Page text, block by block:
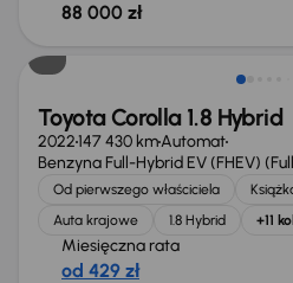
88 000 zł
Świeżo skupione
Toyota Corolla 1.8 Hybrid
2022147 430 kmAutomat
Benzyna Full-Hybrid EV (FHEV)
Od pierwszego właściciela
Auta krajowe
1.8 Hybrid +11
Miesięczna rata
od 429 zł